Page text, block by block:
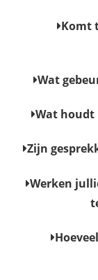
Komt
Wat
Wat houdt
Zijn
Werken